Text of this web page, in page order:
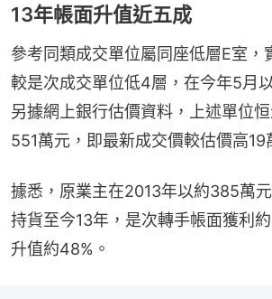
13年帳面升值近五成
參考同類成交單位屬同座低層E室，
較是次成交單位低4層，在今年5月
另據網上銀行估價資料，上述單位
551萬元，即最新成交價較估價高19
據悉，原業主在2013年以約385萬
持貨至今13年，是次轉手帳面獲利
升值約48%。